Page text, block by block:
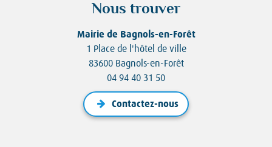
Nous trouver
Mairie de Bagnols-en-Forêt
1 Place de l'hôtel de ville
83600 Bagnols-en-Forêt
04 94 40 31 50
Contactez-nous